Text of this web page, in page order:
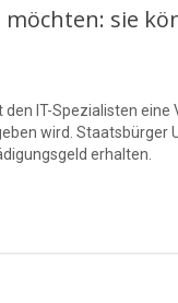
sie
IT-Spezialisten eine
wird. Staatsbürger
erhalten.